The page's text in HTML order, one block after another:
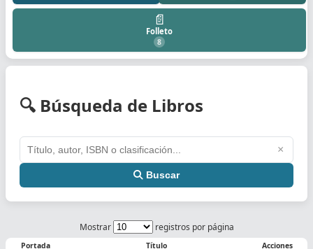
📄
Folleto
8
🔍 Búsqueda de Libros
×
Buscar
Mostrar registros por página
Portada Título Acciones